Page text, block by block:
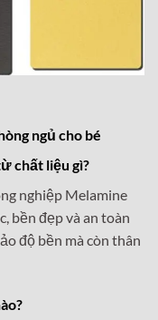
ngủ cho bé
chất liệu gì?
nghiệp Melamine
bền đẹp và an toàn
độ bền mà còn thân